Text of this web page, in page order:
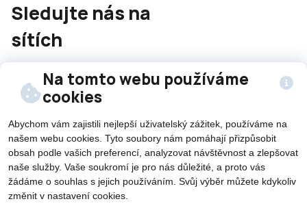
Na tomto webu používáme
cookies
Abychom vám zajistili nejlepší uživatelský zážitek, používáme na
našem webu cookies. Tyto soubory nám pomáhají přizpůsobit
obsah podle vašich preferencí, analyzovat návštěvnost a zlepšovat
naše služby. Vaše soukromí je pro nás důležité, a proto vás
žádáme o souhlas s jejich používáním. Svůj výběr můžete kdykoliv
změnit v nastavení cookies.
Sledujte nás na
sítích
©2026 Všechna práva vyhrazena - použití obsahu či
jeho části je umožněn pouze se souhlasem města Nový
Jičín.
Created by